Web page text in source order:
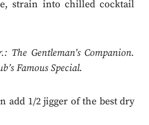
strain into chilled cocktail
The Gentleman’s Companion.
Famous Special.
add 1/2 jigger of the best dry